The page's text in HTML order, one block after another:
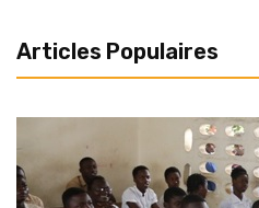
Articles Populaires